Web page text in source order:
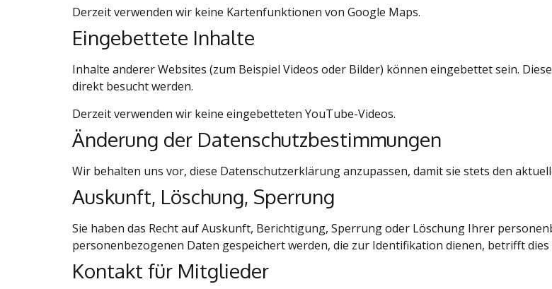
Derzeit verwenden wir keine Kartenfunktionen von Google Maps.
Eingebettete Inhalte
Inhalte anderer Websites (zum Beispiel Videos oder Bilder) können eingebettet sein.
direkt besucht werden.
Derzeit verwenden wir keine eingebetteten YouTube-Videos.
Änderung der Datenschutzbestimmungen
Wir behalten uns vor, diese Datenschutzerklärung anzupassen, damit sie stets den
Auskunft, Löschung, Sperrung
Sie haben das Recht auf Auskunft, Berichtigung, Sperrung oder Löschung Ihrer
personenbezogenen Daten gespeichert werden, die zur Identifikation dienen, betrifft
Kontakt für Mitglieder